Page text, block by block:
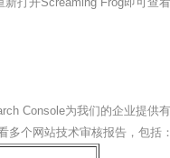
Console为我们的企业提供
多个网站技术审核报告，包括：